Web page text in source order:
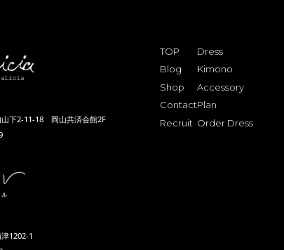
山下2-11-18 岡山共済会館2F
1202-1
TOP
Blog
Shop
Contact
Recruit
Dress
Kimono
Accessory
Plan
Order Dress